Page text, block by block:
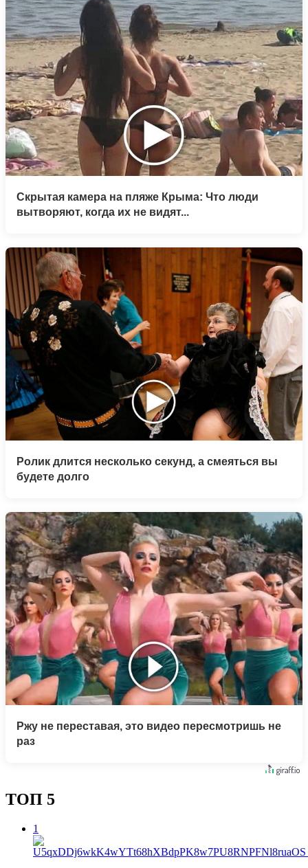
Скрытая камера на пляже Крыма: Что люди
вытворяют, когда их не видят...
Ролик длится несколько секунд, а смеяться вы
будете долго
Ржу не переставая, это видео пересмотришь не
раз
ТОП 5
1